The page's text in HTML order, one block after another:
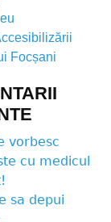
Focșani
vorbesc
cu medicul
sa depui